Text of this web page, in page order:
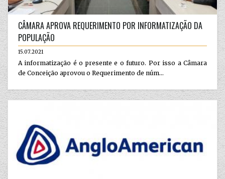
CÂMARA APROVA REQUERIMENTO POR INFORMATIZAÇÃO DA
POPULAÇÃO
15.07.2021
A informatização é o presente e o futuro. Por isso a Câmara
de Conceição aprovou o Requerimento de núm...